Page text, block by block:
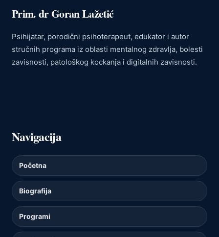
Prim. dr Goran Lažetić
Psihijatar, porodični psihoterapeut, edukator i autor
stručnih programa iz oblasti mentalnog zdravlja, bolesti
zavisnosti, patološkog kockanja i digitalnih zavisnosti.
Navigacija
Početna
Biografija
Programi